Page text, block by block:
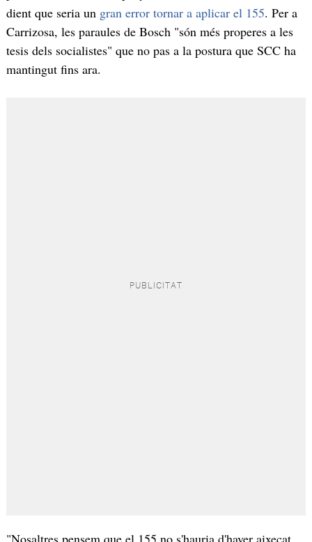
dient que seria un gran error tornar a aplicar el 155. Per a
Carrizosa, les paraules de Bosch "són més properes a les
tesis dels socialistes" que no pas a la postura que SCC ha
mantingut fins ara.
"Nosaltres pensem que el 155 no s'hauria d'haver aixecat